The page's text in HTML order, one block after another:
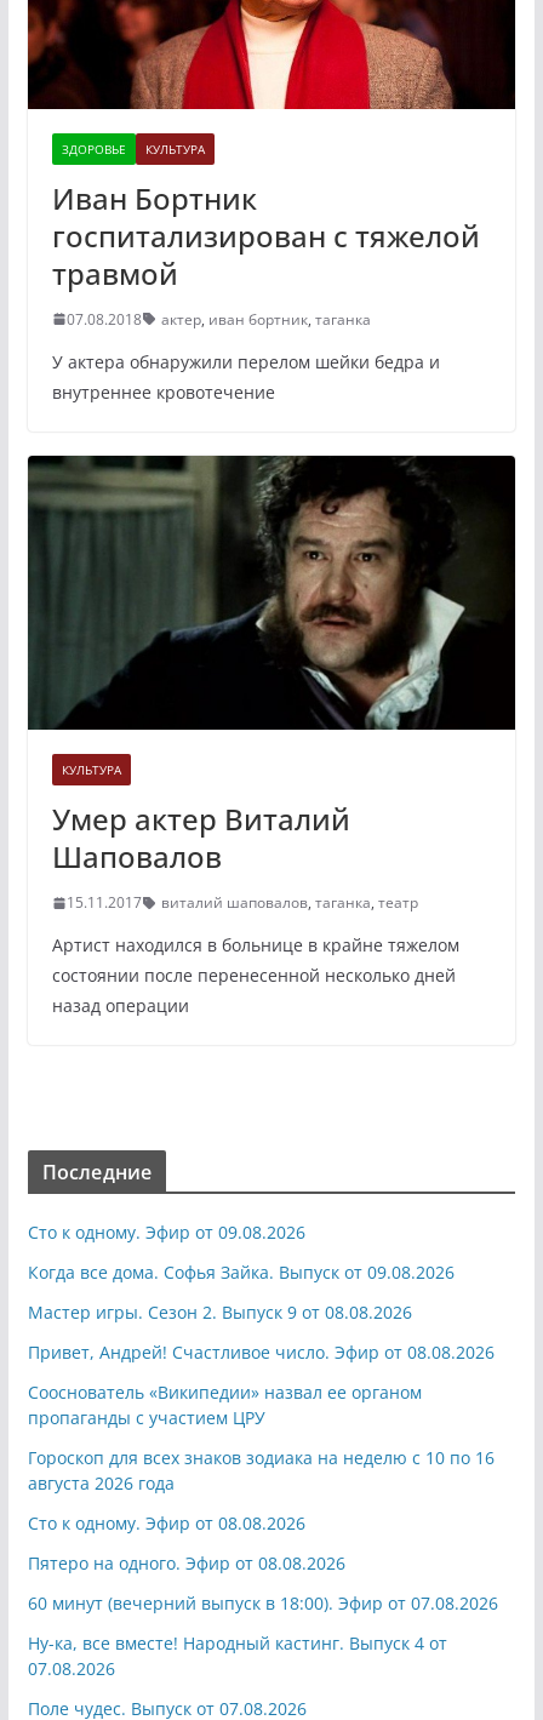
ЗДОРОВЬЕ КУЛЬТУРА
Иван Бортник
госпитализирован с тяжелой
травмой
07.08.2018 актер, иван бортник, таганка
У актера обнаружили перелом шейки бедра и
внутреннее кровотечение
КУЛЬТУРА
Умер актер Виталий
Шаповалов
15.11.2017 виталий шаповалов, таганка, театр
Артист находился в больнице в крайне тяжелом
состоянии после перенесенной несколько дней
назад операции
Последние
Сто к одному. Эфир от 09.08.2026
Когда все дома. Софья Зайка. Выпуск от 09.08.2026
Мастер игры. Сезон 2. Выпуск 9 от 08.08.2026
Привет, Андрей! Счастливое число. Эфир от 08.08.2026
Сооснователь «Википедии» назвал ее органом
пропаганды с участием ЦРУ
Гороскоп для всех знаков зодиака на неделю с 10 по 16
августа 2026 года
Сто к одному. Эфир от 08.08.2026
Пятеро на одного. Эфир от 08.08.2026
60 минут (вечерний выпуск в 18:00). Эфир от 07.08.2026
Ну-ка, все вместе! Народный кастинг. Выпуск 4 от
07.08.2026
Поле чудес. Выпуск от 07.08.2026